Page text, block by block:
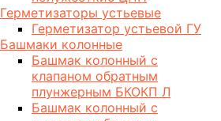
Герметизаторы устьевые
Герметизатор устьевой ГУ
Башмаки колонные
Башмак колонный с
клапаном обратным
плунжерным БКОКП Л
Башмак колонный с